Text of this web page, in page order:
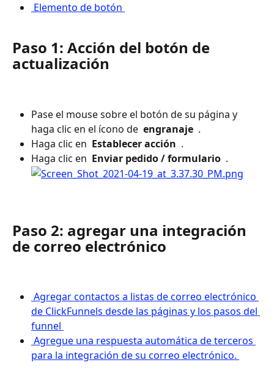
Elemento de botón
Paso 1: Acción del botón de
actualización
Pase el mouse sobre el botón de su página y
haga clic en el ícono de engranaje .
Haga clic en Establecer acción .
Haga clic en Enviar pedido / formulario .
Paso 2: agregar una integración
de correo electrónico
de ClickFunnels desde las páginas y los pasos del
funnel
para la integración de su correo electrónico.